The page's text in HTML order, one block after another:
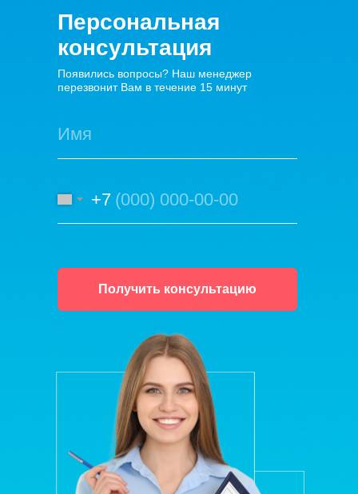
Персональная
консультация
Появились вопросы? Наш менеджер
перезвонит Вам в течение 15 минут
+7
Получить консультацию